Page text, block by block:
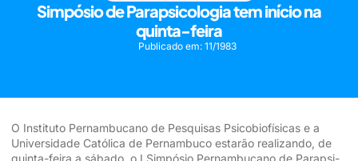
Simpósio de Parapsicologia tem início na
quinta-feira
Publicado em: 11/1983
O Instituto Pernambu­cano de Pesquisas Psico­biofísicas e a
Universidade Católica de Pernambuco es­tarão realizando, de